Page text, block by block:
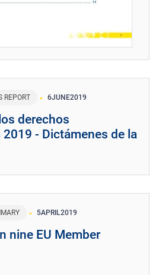
REPORT 6JUNE2019
derechos
- Dictámenes de la
5APRIL2019
nine EU Member